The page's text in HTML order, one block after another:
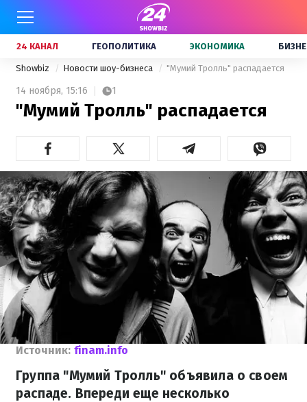
24 КАНАЛ ГЕОПОЛИТИКА ЭКОНОМИКА
Showbiz Новости шоу-бизнеса "Мумий Тролль" распадается
14 ноября, 15:16 1
"Мумий Тролль" распадается
Источник: finam.info
Группа "Мумий Тролль" объявила о своем
распаде. Впереди еще несколько